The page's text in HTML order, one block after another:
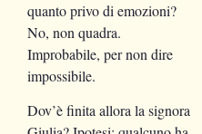
quanto privo di emozioni?
No, non quadra.
Improbabile, per non dire
impossibile.
Dov’è finita allora la signora